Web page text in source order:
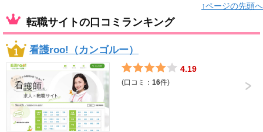
↑ページの先頭へ
転職サイトの口コミランキング
看護roo!（カンゴルー）
4.19
(口コミ：16件)